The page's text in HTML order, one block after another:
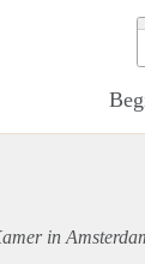
in